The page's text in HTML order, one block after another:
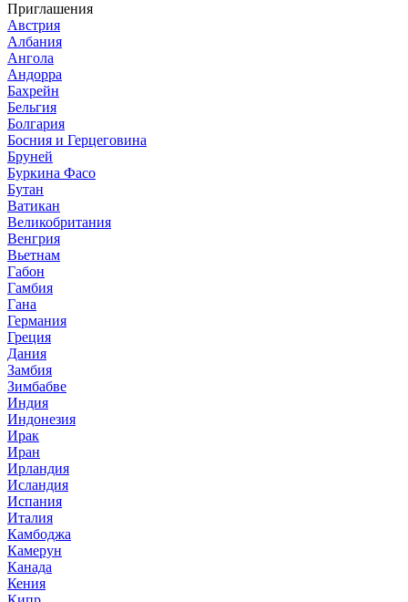
Приглашения
Австрия
Албания
Ангола
Андорра
Бахрейн
Бельгия
Болгария
Босния и Герцеговина
Бруней
Буркина Фасо
Бутан
Ватикан
Великобритания
Венгрия
Вьетнам
Габон
Гамбия
Гана
Германия
Греция
Дания
Замбия
Зимбабве
Индия
Индонезия
Ирак
Иран
Ирландия
Исландия
Испания
Италия
Камбоджа
Камерун
Канада
Кения